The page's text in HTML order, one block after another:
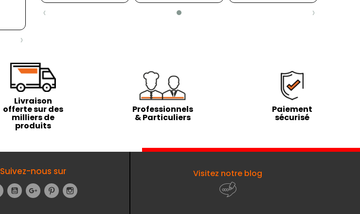
›
‹ ›
Livraison
offerte sur des
milliers de
produits
Professionnels
& Particuliers
Paiement
sécurisé
Suivez-nous sur
Facebook
YouTubeGoogle+PinterestInstagram
Visitez notre blog